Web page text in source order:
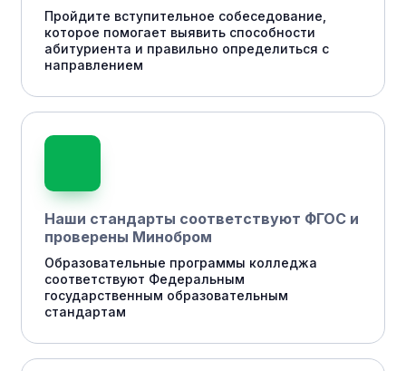
Пройдите вступительное собеседование,
которое помогает выявить способности
абитуриента и правильно определиться с
направлением
Наши стандарты соответствуют ФГОС и
проверены Минобром
Образовательные программы колледжа
соответствуют Федеральным
государственным образовательным
стандартам